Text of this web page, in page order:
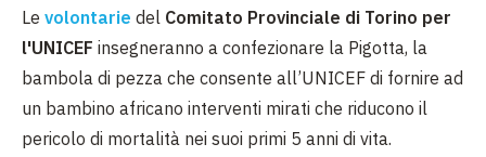
Le volontarie del Comitato Provinciale di Torino per
l'UNICEF insegneranno a confezionare la Pigotta, la
bambola di pezza che consente all’UNICEF di fornire ad
un bambino africano interventi mirati che riducono il
pericolo di mortalità nei suoi primi 5 anni di vita.